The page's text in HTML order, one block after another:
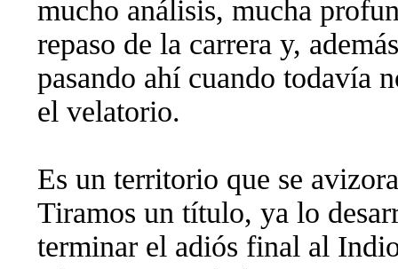
mucho análisis, mucha
repaso de la carrera y,
pasando ahí cuando todavía
el velatorio.
Es un territorio que se
Tiramos un título, ya lo
terminar el adiós final al